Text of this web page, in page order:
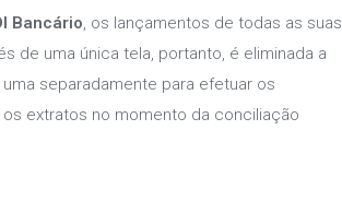
Bancário, os lançamentos de todas as suas
de uma única tela, portanto, é eliminada a
separadamente para efetuar os
extratos no momento da conciliação